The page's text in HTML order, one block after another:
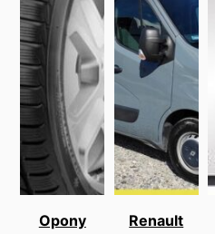
Opony
Renault